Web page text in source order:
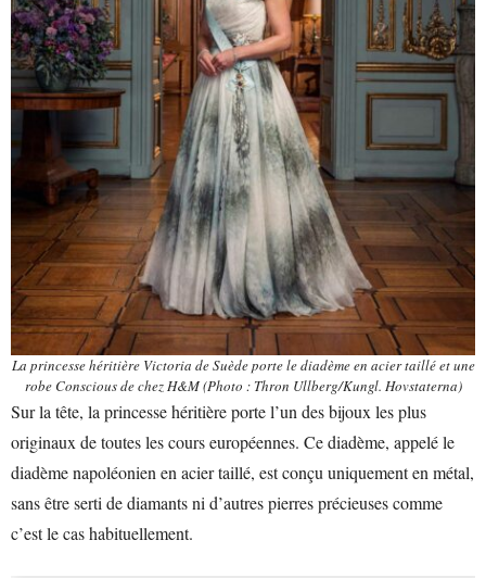
La princesse héritière Victoria de Suède porte le diadème en acier taillé et une
robe Conscious de chez H&M (Photo : Thron Ullberg/Kungl. Hovstaterna)
Sur la tête, la princesse héritière porte l’un des bijoux les plus
originaux de toutes les cours européennes. Ce diadème, appelé le
diadème napoléonien en acier taillé, est conçu uniquement en métal,
sans être serti de diamants ni d’autres pierres précieuses comme
c’est le cas habituellement.